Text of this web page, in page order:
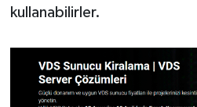
kullanabilirler.